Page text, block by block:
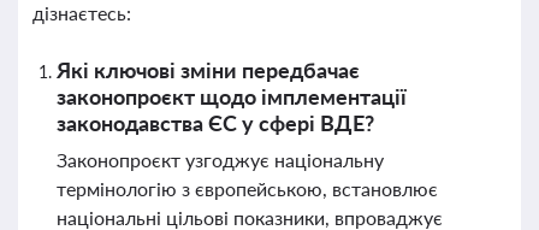
дізнаєтесь:
Які ключові зміни передбачає
законопроєкт щодо імплементації
законодавства ЄС у сфері ВДЕ?
Законопроєкт узгоджує національну
термінологію з європейською, встановлює
національні цільові показники, впроваджує